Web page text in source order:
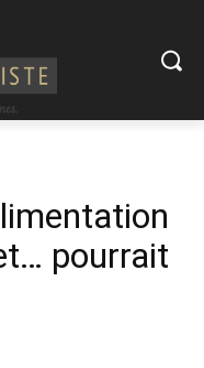
pourrait